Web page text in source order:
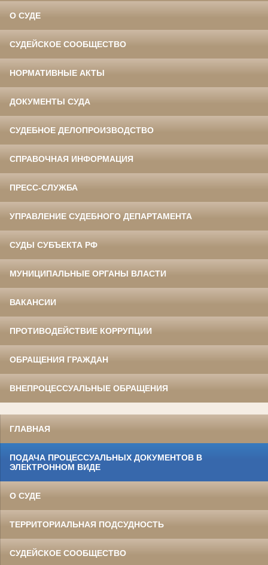
О СУДЕ
СУДЕЙСКОЕ СООБЩЕСТВО
НОРМАТИВНЫЕ АКТЫ
ДОКУМЕНТЫ СУДА
СУДЕБНОЕ ДЕЛОПРОИЗВОДСТВО
СПРАВОЧНАЯ ИНФОРМАЦИЯ
ПРЕСС-СЛУЖБА
УПРАВЛЕНИЕ СУДЕБНОГО ДЕПАРТАМЕНТА
СУДЫ СУБЪЕКТА РФ
МУНИЦИПАЛЬНЫЕ ОРГАНЫ ВЛАСТИ
ВАКАНСИИ
ПРОТИВОДЕЙСТВИЕ КОРРУПЦИИ
ОБРАЩЕНИЯ ГРАЖДАН
ВНЕПРОЦЕССУАЛЬНЫЕ ОБРАЩЕНИЯ
ГЛАВНАЯ
ПОДАЧА ПРОЦЕССУАЛЬНЫХ ДОКУМЕНТОВ В
ЭЛЕКТРОННОМ ВИДЕ
О СУДЕ
ТЕРРИТОРИАЛЬНАЯ ПОДСУДНОСТЬ
СУДЕЙСКОЕ СООБЩЕСТВО